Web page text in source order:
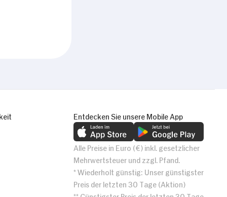
Entdecken Sie unsere Mobile App
Alle Preise in Euro (€) inkl. gesetzlicher
Mehrwertsteuer und zzgl. Pfand.
* Wiederholt günstig: Unser günstigster
Preis der letzten 30 Tage (Aktion)